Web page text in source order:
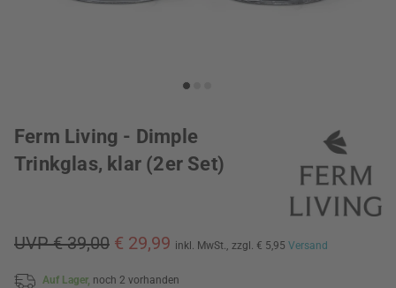
Ferm Living - Dimple
Trinkglas, klar (2er Set)
UVP € 39,00 € 29,99 inkl. MwSt., zzgl. € 5,95 Versand
Auf Lager, noch 2 vorhanden